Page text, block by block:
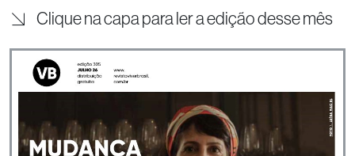
Clique na capa para ler a edição desse mês